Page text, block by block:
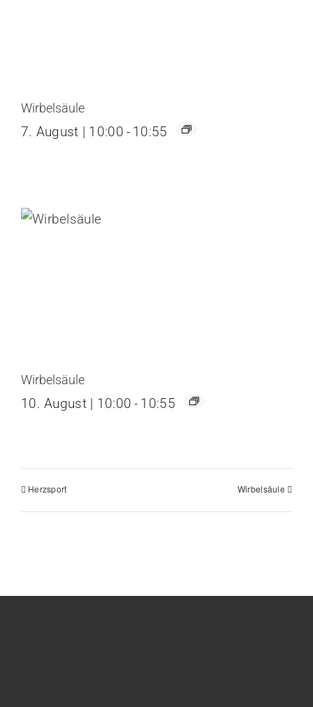
Wirbelsäule
7. August | 10:00 - 10:55
Wirbelsäule
10. August | 10:00 - 10:55
Herzsport Wirbelsäule